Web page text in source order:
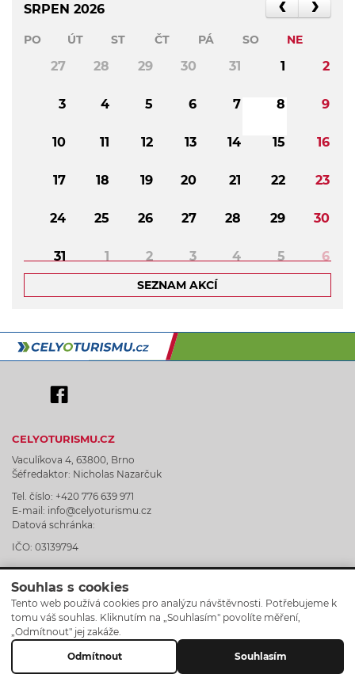
SRPEN 2026
PO ÚT ST ČT PÁ SO NE
27 28 29 30 31 1 2
3 4 5 6 7 8 9
10 11 12 13 14 15 16
17 18 19 20 21 22 23
24 25 26 27 28 29 30
31 1 2 3 4 5 6
SEZNAM AKCÍ
CELYOTURISMU.CZ
Vaculíkova 4, 63800, Brno
Šéfredaktor: Nicholas Nazarčuk
Tel. číslo: +420 776 639 971
E-mail: info@celyoturismu.cz
Datová schránka:
IČO: 03139794
Graphic Design by Lukáš Tingl
Celyoturismu.cz © 2025
Souhlas s cookies
Tento web používá cookies pro analýzu návštěvnosti. Potřebujeme k
tomu váš souhlas. Kliknutím na „Souhlasím" povolíte měření,
„Odmítnout" jej zakáže.
Odmítnout Souhlasím